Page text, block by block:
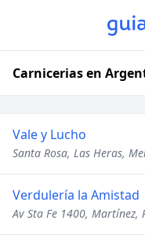
Carnicerias en
Vale y Lucho
Santa Rosa, Las Heras,
Verdulería la Amistad
Av Sta Fe 1400, Martínez,